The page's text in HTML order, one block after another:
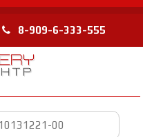
8-909-6-333-555